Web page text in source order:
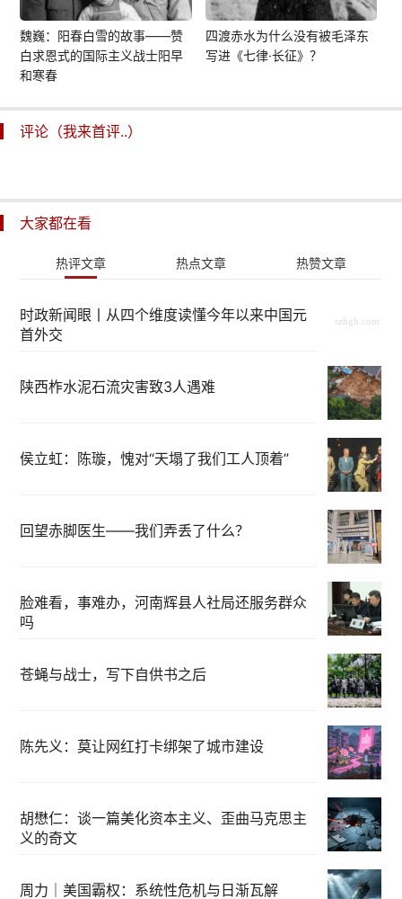
魏巍：阳春白雪的故事——赞
白求恩式的国际主义战士阳早
和寒春
四渡赤水为什么没有被毛泽东
写进《七律·长征》？
评论（我来首评..）
大家都在看
热评文章 热点文章 热赞文章
时政新闻眼丨从四个维度读懂今年以来中国元
首外交
陕西柞水泥石流灾害致3人遇难
侯立虹：陈璇，愧对“天塌了我们工人顶着”
回望赤脚医生——我们弄丢了什么？
脸难看，事难办，河南辉县人社局还服务群众
吗
苍蝇与战士，写下自供书之后
陈先义：莫让网红打卡绑架了城市建设
胡懋仁：谈一篇美化资本主义、歪曲马克思主
义的奇文
周力｜美国霸权：系统性危机与日渐瓦解